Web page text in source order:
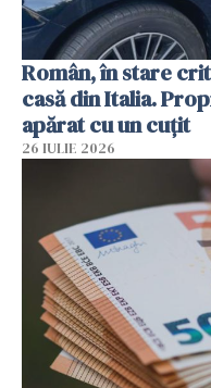
Român, în stare
casă din Italia.
apărat cu un cuțit
26 IULIE 2026